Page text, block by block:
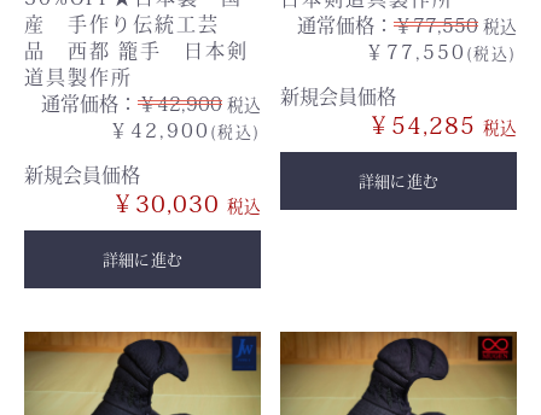
産 手作り伝統工芸
品 西都 籠手 日本剣
道具製作所
通常価格： ￥42,900 税込
￥42,900 (税込)
新規会員価格
￥30,030
詳細に進む
通常価格： ￥77,550 税込
￥77,550 (税込)
新規会員価格
￥54,285
詳細に進む